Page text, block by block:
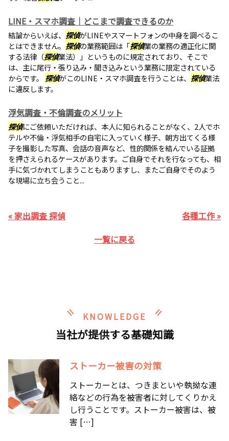
LINE・スマホ調査｜どこまで調査できるのか
結論からいえば、 探偵がLINEやスマートフォンの中身を調べるこ
とはできません。 探偵の業務範囲は「探偵業の業務の適正化に関
する法律（探偵業法）」というものに規定されており、そこで
は、主に尾行・張り込み・聞き込みという業務に限定されている
からです。 探偵がこのLINE・スマホ調査を行うことは、 探偵業法
に違反します。
浮気調査・不倫調査のメリット
探偵にご依頼いただければ、本人に知られることがなく、2人でホ
テルや不倫・浮気相手の自宅に入っていく様子、朝方出てくる様
子を撮影した写真、会話の音声など、性的関係を結んでいる証拠
を押さえられるケースがあります。ご自身でそれを行なっても、相
手に気づかれてしまうこともありますし、またご自身でそのよう
な現場に立ち会うこと...
« 家出調査 探偵
各種工作 »
一覧に戻る
KNOWLEDGE
当社が提供する基礎知識
ストーカー被害の対策
ストーカーとは、つきまといや執拗な連
絡などの行為を被害者に対してくりかえ
し行うことです。ストーカー被害は、被
害 […]